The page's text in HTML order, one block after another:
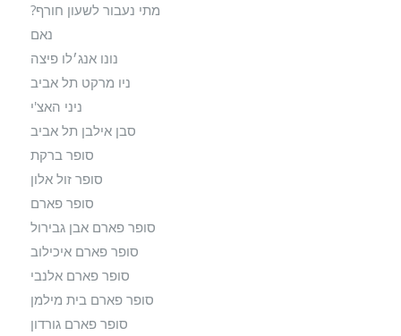
מתי נעבור לשעון חורף?
נאם
נונו אנג׳לו פיצה
ניו מרקט תל אביב
ניני האצ'י
סבן אילבן תל אביב
סופר ברקת
סופר זול אלון
סופר פארם
סופר פארם אבן גבירול
סופר פארם איכילוב
סופר פארם אלנבי
סופר פארם בית מילמן
סופר פארם גורדון